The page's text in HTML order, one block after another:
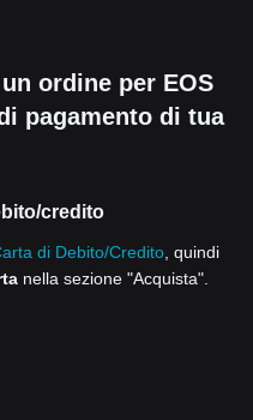
ordine per EOS
pagamento di tua
credito
di Debito/Credito , quindi
nella sezione "Acquista".